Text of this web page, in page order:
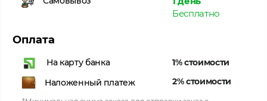
Бесплатно
Оплата
На карту банка
1% стоимости
Наложенный платеж
2% стоимости